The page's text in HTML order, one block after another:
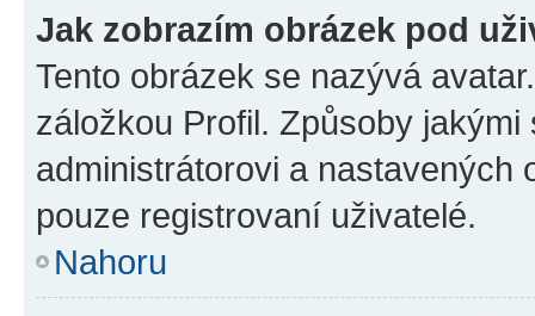
Jak zobrazím obrázek pod
Tento obrázek se nazývá
záložkou Profil. Způsoby
administrátorovi a nastavených
pouze registrovaní uživatelé.
Nahoru